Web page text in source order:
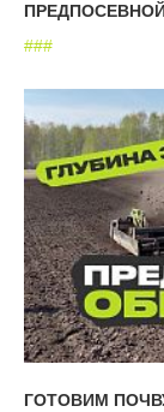
###
ГОТОВИМ